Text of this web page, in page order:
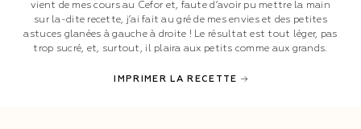
vient de mes cours au Cefor et, faute d’avoir pu mettre la main
sur la-dite recette, j’ai fait au gré de mes envies et des petites
astuces glanées à gauche à droite ! Le résultat est tout léger, pas
trop sucré, et, surtout, il plaira aux petits comme aux grands.
IMPRIMER LA RECETTE